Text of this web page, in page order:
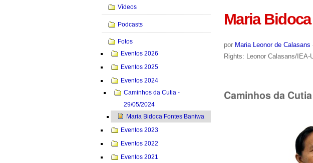
Maria
por Maria Leonor de Calasans
Rights: Leonor Calasans/IEA-
Caminhos da
Navegação
Vídeos
Podcasts
Fotos
Eventos 2026
Eventos 2025
Eventos 2024
Caminhos da Cutia -
29/05/2024
Maria Bidoca Fontes Baniwa
Eventos 2023
Eventos 2022
Eventos 2021